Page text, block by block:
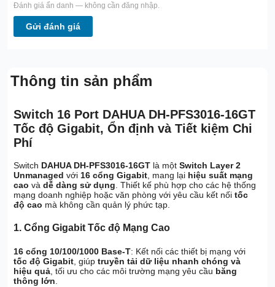
Thông tin sản phẩm
Switch 16 Port DAHUA DH-PFS3016-16GT
Tốc độ Gigabit, Ổn định và Tiết kiệm Chi
Phí
Switch DAHUA DH-PFS3016-16GT là mộtSwitch Layer 2
Unmanaged với 16 cổng Gigabit , mang lại hiệu suất mạng
cao vàdễ dàng sử dụng . Thiết kế phù hợp cho các hệ thống
mạng doanh nghiệp hoặc văn phòng với yêu cầu kết nốitốc
độ cao mà không cần quản lý phức tạp.
1. Cổng Gigabit Tốc độ Mạng Cao
16 cổng 10/100/1000 Base-T: Kết nối các thiết bị mạng với
tốc độ Gigabit, giúptruyền tải dữ liệu nhanh chóng và
hiệu quả, tối ưu cho các môi trường mạng yêu cầu băng
thông lớn.
Đánh giá ẩn danh — không cần đăng nhập.
Gửi đánh giá